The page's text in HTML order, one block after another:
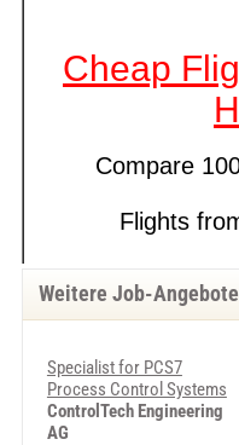
Weitere Job-Angebote
Specialist for PCS7
Process Control Systems
ControlTech Engineering
AG